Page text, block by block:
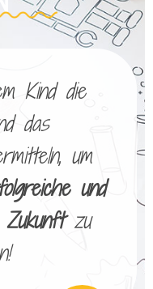
Kind die
das
um
und
zu